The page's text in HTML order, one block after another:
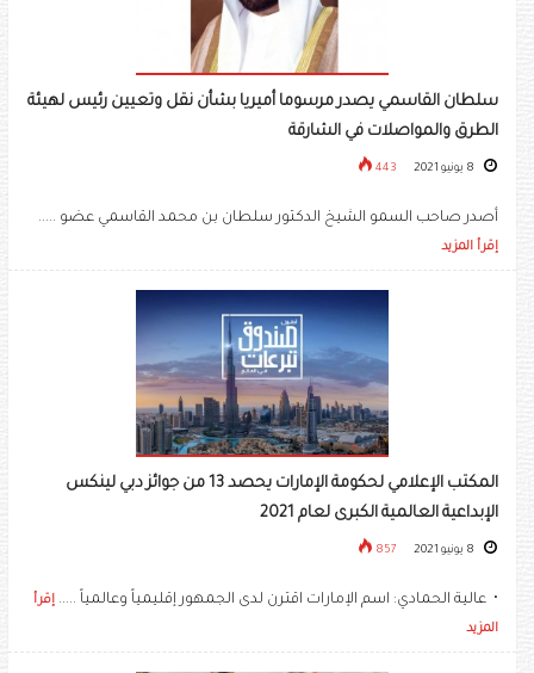
سلطان القاسمي يصدر مرسوما أميريا بشأن نقل وتعيين رئيس لهيئة
الطرق والمواصلات في الشارقة
443
أصدر صاحب السمو الشيخ الدكتور سلطان بن محمد القاسمي عضو .....
إقرأ المزيد
المكتب الإعلامي لحكومة الإمارات يحصد 13 من جوائز دبي لينكس
الإبداعية العالمية الكبرى لعام 2021
857
• عالية الحمادي: اسم الإمارات اقترن لدى الجمهور إقليمياً وعالمياً ..... إقرأ
المزيد